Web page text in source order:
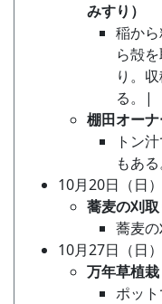
みすり）
稲か
ら殻
り。
る。|
棚田オー
トン
もある
10月20日（日）
蕎麦の刈取
蕎麦の
10月27日（日）
万年草植栽
ポッ